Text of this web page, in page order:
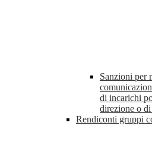
Sanzioni per
di incarichi
direzione o
Rendiconti gruppi